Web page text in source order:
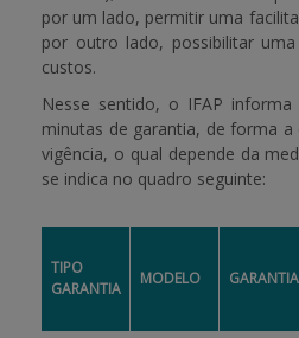
por um lado, permitir uma
por outro lado, possibilitar
custos.
Nesse sentido, o IFAP
minutas de garantia, de forma
vigência, o qual depende da
se indica no quadro seguinte:
TIPO
GARANTIA
MODELO GARANTIA